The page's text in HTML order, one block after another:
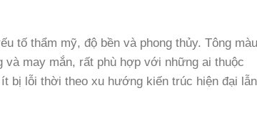
tố thẩm mỹ, độ bền và phong thủy. Tông màu
may mắn, rất phù hợp với những ai thuộc
bị lỗi thời theo xu hướng kiến trúc hiện đại lẫn